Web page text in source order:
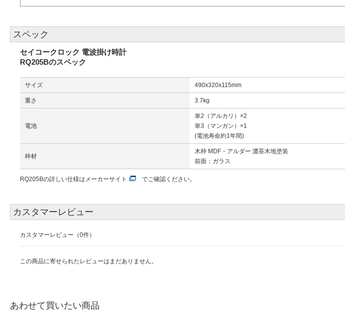
スペック
セイコークロック 電波掛け時計
RQ205Bのスペック
サイズ 490x320x115mm
重さ 3.7kg
電池
単2（アルカリ）×2
単3（マンガン）×1
(電池寿命約1年間)
枠材
木枠 MDF・アルダー 濃茶木地塗装
前面：ガラス
RQ205Bの詳しい仕様は メーカーサイト でご確認ください。
カスタマーレビュー
カスタマーレビュー（0件）
この商品に寄せられたレビューはまだありません。
あわせて買いたい商品